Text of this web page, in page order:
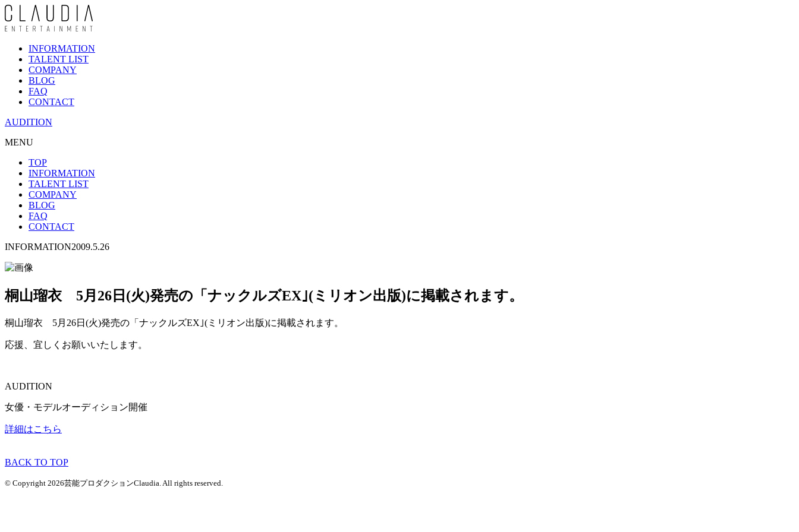
INFORMATION
TALENT LIST
COMPANY
BLOG
FAQ
CONTACT
AUDITION
MENU
TOP
INFORMATION
TALENT LIST
COMPANY
BLOG
FAQ
CONTACT
INFORMATION2009.5.26
桐山瑠衣 5月26日(火)発売の「ナックルズEX｣(ミリオン出版)に掲載されます。
桐山瑠衣 5月26日(火)発売の「ナックルズEX｣(ミリオン出版)に掲載されます。
応援、宜しくお願いいたします。
AUDITION
女優・モデルオーディション開催
詳細はこちら
BACK TO TOP
© Copyright 2026芸能プロダクションClaudia. All rights reserved.